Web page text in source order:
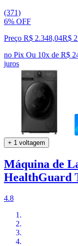
(371)
6% OFF
Preço R$ 2.348,04R$
no Pix Ou 10x de R$
juros
+ 1 voltagem
Máquina de
HealthGuard
4.8